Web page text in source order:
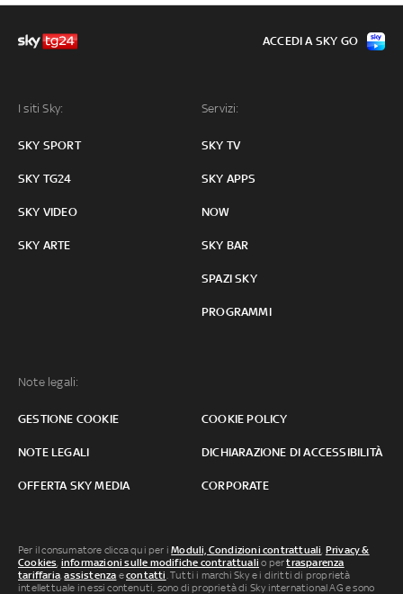
I siti Sky:
SKY SPORT
SKY TG24
SKY VIDEO
SKY ARTE
Servizi:
SKY TV
SKY APPS
NOW
SKY BAR
SPAZI SKY
PROGRAMMI
Note legali:
GESTIONE COOKIE COOKIE POLICY
NOTE LEGALI DICHIARAZIONE DI ACCESSIBILITÀ
OFFERTA SKY MEDIA CORPORATE
ACCEDI A SKY GO
Per il consumatore clicca qui per iModuli, Condizioni contrattuali, Privacy &
Cookies, informazioni sulle modifiche contrattuali o pertrasparenza
tariffaria,assistenza econtatti. Tutti i marchi Sky e i diritti di proprietà
intellettuale in essi contenuti, sono di proprietà di Sky international AG e sono